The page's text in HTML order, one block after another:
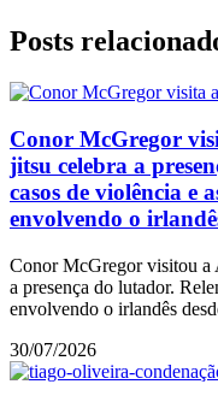
Posts
Conor McGregor
jitsu celebra a
casos de violência e
envolvendo o
Conor McGregor visitou a
a presença do lutador.
envolvendo o irlandês
30/07/2026